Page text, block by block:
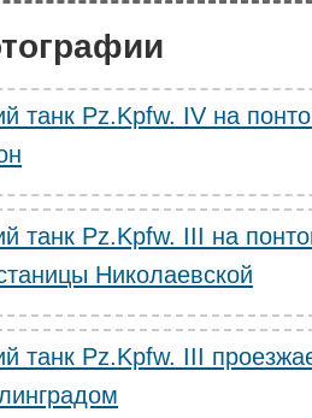
танк Pz.Kpfw. IV на
танк Pz.Kpfw. III на
Николаевской
танк Pz.Kpfw. III